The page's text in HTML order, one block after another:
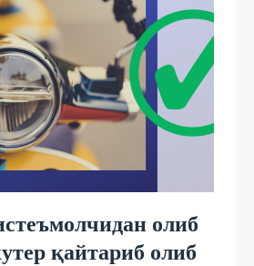
олиб
қайтариб олиб